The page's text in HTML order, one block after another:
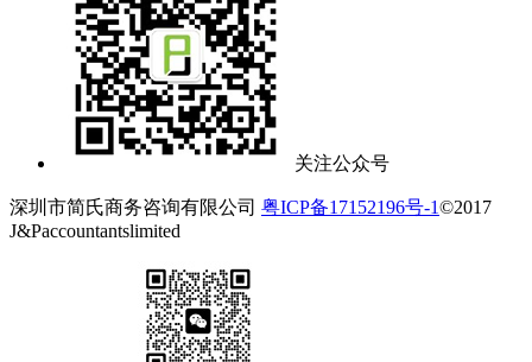
关注公众号
深圳市简氏商务咨询有限公司 粤ICP备17152196号-1©2017
J&Paccountantslimited